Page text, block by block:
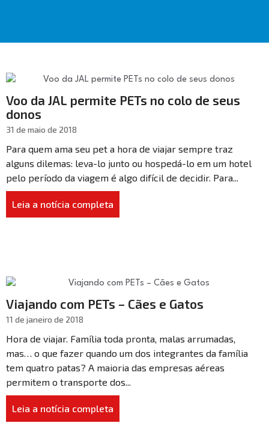
Voo da JAL permite PETs no colo de seus
donos
31 de maio de 2018
Para quem ama seu pet a hora de viajar sempre traz
alguns dilemas: leva-lo junto ou hospedá-lo em um hotel
pelo período da viagem é algo difícil de decidir. Para...
Leia a notícia completa
Viajando com PETs – Cães e Gatos
11 de janeiro de 2018
Hora de viajar. Família toda pronta, malas arrumadas,
mas… o que fazer quando um dos integrantes da família
tem quatro patas? A maioria das empresas aéreas
permitem o transporte dos...
Leia a notícia completa